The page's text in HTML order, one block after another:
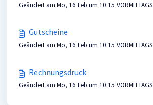
Geändert am Mo, 16 Feb um 10:15 VORMITTAGS
Gutscheine
Geändert am Mo, 16 Feb um 10:15 VORMITTAGS
Rechnungsdruck
Geändert am Mo, 16 Feb um 10:15 VORMITTAGS